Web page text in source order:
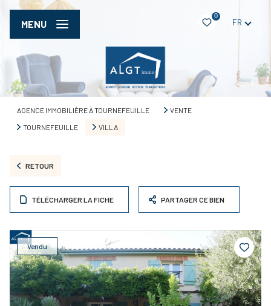
0
FR
MENU
AGENCE IMMOBILIÈRE À TOURNEFEUILLE
VENTE
TOURNEFEUILLE
VILLA
RETOUR
TÉLÉCHARGER LA FICHE PARTAGER CE BIEN
Vendu